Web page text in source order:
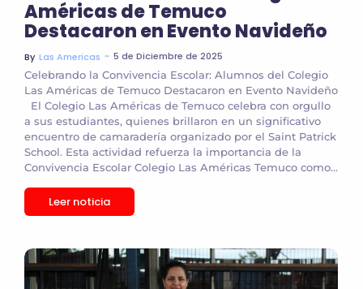
Américas de Temuco
Destacaron en Evento Navideño
By Las Americas ~ 5 de Diciembre de 2025
Celebrando la Convivencia Escolar: Alumnos del Colegio
Las Américas de Temuco Destacaron en Evento Navideño
El Colegio Las Américas de Temuco celebra con orgullo
a sus estudiantes, quienes brillaron en un significativo
encuentro de camaradería organizado por el Saint Patrick
School. Esta actividad refuerza la importancia de la
Convivencia Escolar Colegio Las Américas Temuco como...
Leer noticia